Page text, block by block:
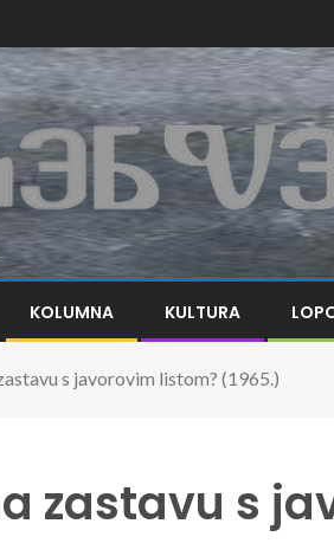
KOLUMNA KULTURA
s javorovim listom? (1965.)
zastavu s